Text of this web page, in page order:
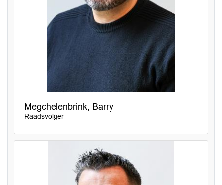
Megchelenbrink, Barry
Raadsvolger